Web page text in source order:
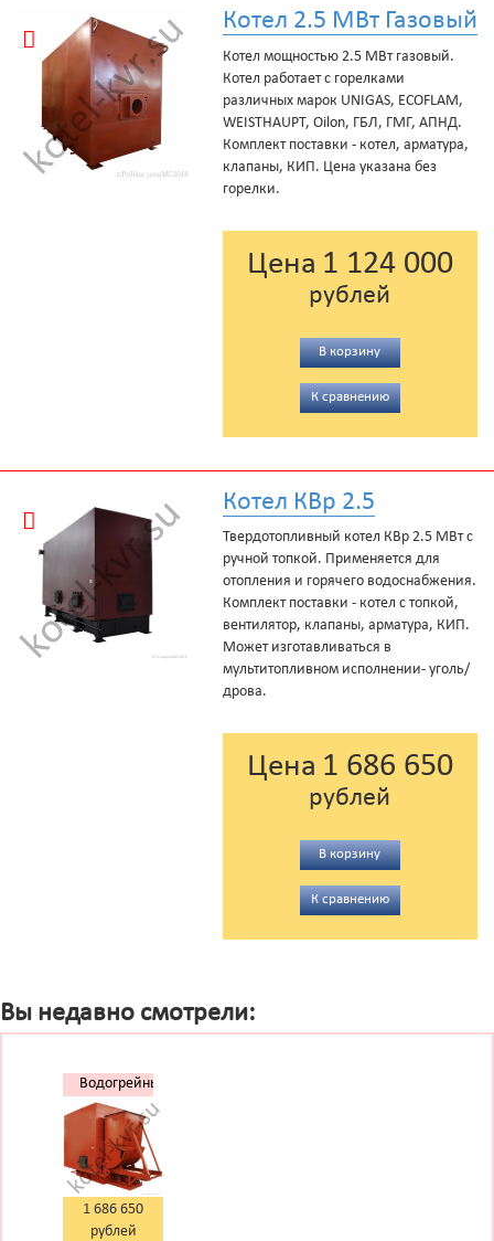
Котел 2.5 МВт Газовый
Котел мощностью 2.5 МВт газовый.
Котел работает с горелками
различных марок UNIGAS, ECOFLAM,
WEISTHAUPT, Oilon, ГБЛ, ГМГ, АПНД.
Комплект поставки - котел, арматура,
клапаны, КИП. Цена указана без
горелки.
Цена 1 124 000
рублей
В корзину
К сравнению
Котел КВр 2.5
Твердотопливный котел КВр 2.5 МВт с
ручной топкой. Применяется для
отопления и горячего водоснабжения.
Комплект поставки - котел с топкой,
вентилятор, клапаны, арматура, КИП.
Может изготавливаться в
мультитопливном исполнении- уголь/
дрова.
Цена 1 686 650
рублей
В корзину
К сравнению
Вы недавно смотрели:
Водогрейный
котел
2,5 МВт
1 686 650
рублей